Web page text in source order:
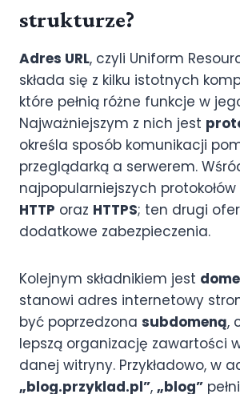
strukturze?
Adres URL, czyli Uniform
składa się z kilku istotnych
które pełnią różne funkcje w
Najważniejszym z nich jest
określa sposób komunikacji
przeglądarką a serwerem.
najpopularniejszych
HTTP oraz HTTPS; ten drugi
dodatkowe zabezpieczenia.
Kolejnym składnikiem jest
stanowi adres internetowy
być poprzedzona subdomeną,
lepszą organizację zawartości
danej witryny. Przykładowo, w
„blog.przyklad.pl”, „blog”